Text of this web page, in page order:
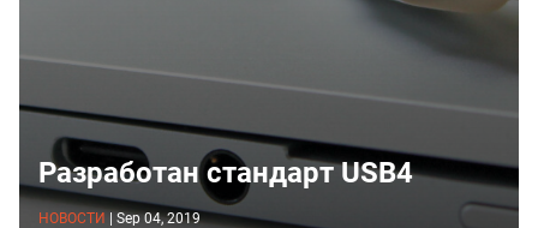
Разработан стандарт USB4
НОВОСТИ
Sep 04, 2019